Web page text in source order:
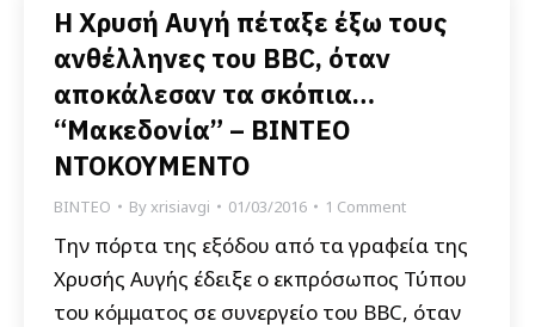
Η Χρυσή Αυγή πέταξε έξω τους
ανθέλληνες του BBC, όταν
αποκάλεσαν τα σκόπια…
“Μακεδονία” – ΒΙΝΤΕΟ
ΝΤΟΚΟΥΜΕΝΤΟ
ΒΙΝΤΕΟ Byxrisiavgi 01/03/2016 1 Comment
Την πόρτα της εξόδου από τα γραφεία της
Χρυσής Αυγής έδειξε ο εκπρόσωπος Τύπου
του κόμματος σε συνεργείο του BBC, όταν